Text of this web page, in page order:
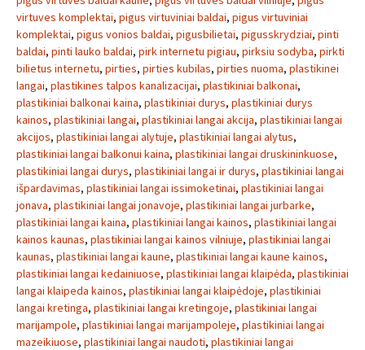
virtuves komplektai, pigus virtuviniai baldai, pigus virtuviniai
komplektai, pigus vonios baldai, pigusbilietai, pigusskrydziai, pinti
baldai, pinti lauko baldai, pirk internetu pigiau, pirksiu sodyba, pirkti
bilietus internetu, pirties, pirties kubilas, pirties nuoma, plastikinei
langai, plastikines talpos kanalizacijai, plastikiniai balkonai,
plastikiniai balkonai kaina, plastikiniai durys, plastikiniai durys
kainos, plastikiniai langai, plastikiniai langai akcija, plastikiniai langai
akcijos, plastikiniai langai alytuje, plastikiniai langai alytus,
plastikiniai langai balkonui kaina, plastikiniai langai druskininkuose,
plastikiniai langai durys, plastikiniai langai ir durys, plastikiniai langai
išpardavimas, plastikiniai langai issimoketinai, plastikiniai langai
jonava, plastikiniai langai jonavoje, plastikiniai langai jurbarke,
plastikiniai langai kaina, plastikiniai langai kainos, plastikiniai langai
kainos kaunas, plastikiniai langai kainos vilniuje, plastikiniai langai
kaunas, plastikiniai langai kaune, plastikiniai langai kaune kainos,
plastikiniai langai kedainiuose, plastikiniai langai klaipėda, plastikiniai
langai klaipeda kainos, plastikiniai langai klaipėdoje, plastikiniai
langai kretinga, plastikiniai langai kretingoje, plastikiniai langai
marijampole, plastikiniai langai marijampoleje, plastikiniai langai
mazeikiuose, plastikiniai langai naudoti, plastikiniai langai